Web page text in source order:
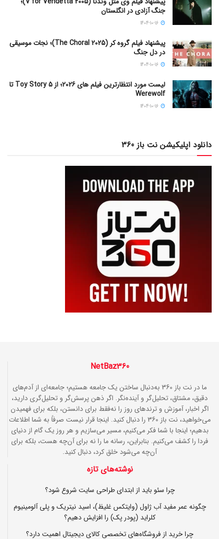
جنگ آزادی در انگلستان
پیشنهاد فیلم گروه کر (The Choral 2025)؛ نجات موسیقی
در دل جنگ
لیست مورد انتظارترین فیلم های 2026؛ از Toy Story 5 تا
Werewolf
دانلود اپلیکیشن نت باز 360
NetBaz360
ما در نت باز 360 به‌دنبال ساختن یک جامعه هستیم؛ جامعه‌ای از آدم‌های
دقیق، مشتاق، تحلیل‌گر و آینده‌نگر. اگر ذهن پرسش‌گر و تحلیل‌گری دارید،
اگر اخبار، آموزش و ترندهای روز را نه‌فقط برای دانستن، بلکه برای فهمیدن
می‌خواهید، نت باز 360 را دنبال کنید. اینجا قرار نیست صرفاً به شما اطلاعات
بدهیم؛ اینجا با شما فکر می‌کنیم، مسیر می‌سازیم و هر روز یک گام از دنیای
فردا را کشف می‌کنیم. بنابراین، رسانه ما را نه برای آن‌چه هست، بلکه برای
آن‌چه می‌شود خلق کرد، دنبال کنید.
نوشته‌های تازه
چرا سئو باید از ابتدای طراحی سایت شروع شود؟
چگونه عمر مفید آب ژاول (وایتکس غلیظ)، اسید نیتریک و پلی آلومینیوم
کلراید (پودر پک) را افزایش دهیم؟
چرا خرید از فروشگاه‌های تخصصی کالای دیجیتال اهمیت دارد؟